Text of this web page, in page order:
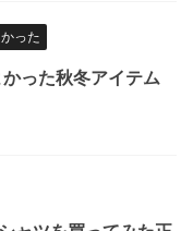
った
かった秋冬アイテム